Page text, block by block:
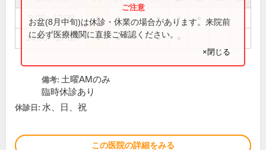
9:00～12:30 ● ● ● ●
14:00～17:00 ● ● ●
お盆(8月中旬)は休診・休業の場合があります。来院前
に必ず医療機関に直接ご確認ください。
×閉じる
備考: 土曜AMのみ
臨時休診あり
休診日: 水、日、祝
この医院の詳細をみる